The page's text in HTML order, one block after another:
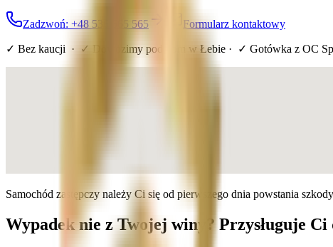
Zadzwoń: +48 536 565 565 Formularz kontaktowy
✓ Bez kaucji · ✓ Dowozimy pod dom w Łebie · ✓ Gotówka z OC
Samochód zastępczy należy Ci się od pierwszego dnia powstania szkody
Wypadek nie z Twojej winy? Przysługuje Ci